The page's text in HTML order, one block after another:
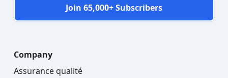
Join 65,000+ Subscribers
Company
Assurance qualité